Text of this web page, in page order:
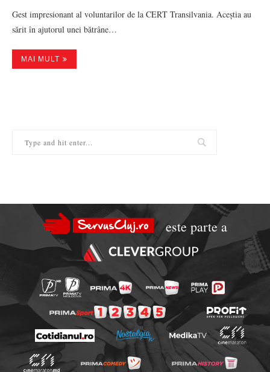
Gest impresionant al voluntarilor de la CERT Transilvania. Aceștia au
sărit în ajutorul unei bătrâne…
MAI MULT
este parte a